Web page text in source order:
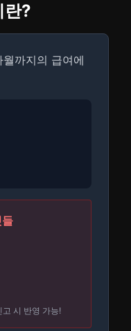
란?
까지의 급여에
시 반영 가능!